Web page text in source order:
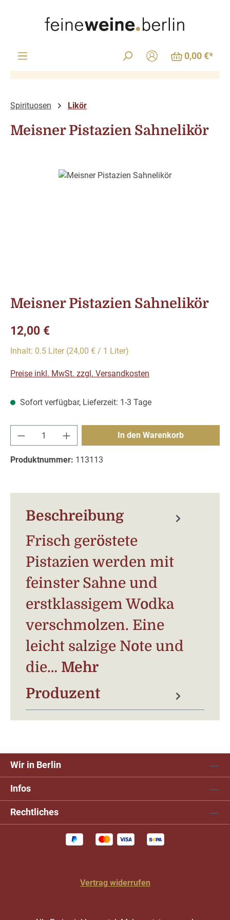
0,00 €*
Spirituosen Likör
Meisner Pistazien Sahnelikör
Bildergalerie überspringen
Meisner Pistazien Sahnelikör
Regulärer Preis:
12,00 €
Inhalt: 0.5 Liter (24,00 € / 1 Liter)
Preise inkl. MwSt. zzgl. Versandkosten
Sofort verfügbar, Lieferzeit: 1-3 Tage
Produkt Anzahl: Gib den gewünschten
In den Warenkorb
Produktnummer: 113113
Beschreibung
Frisch geröstete
Pistazien werden mit
feinster Sahne und
erstklassigem Wodka
verschmolzen. Eine
leicht salzige Note und
die… Mehr
Produzent
Wir in Berlin
Infos
Rechtliches
Vertrag widerrufen